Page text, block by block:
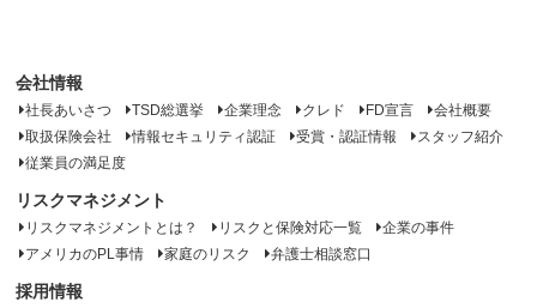
会社情報
社長あいさつ TSD総選挙 企業理念 クレド FD宣言
会社概要
取扱保険会社
情報セキュリティ認証 受賞・認証情報
スタッフ紹介
従業員の満足度
リスクマネジメント
リスクマネジメントとは？ リスクと保険対応一覧
企業の事件
アメリカのPL事情
家庭のリスク 弁護士相談窓口
採用情報